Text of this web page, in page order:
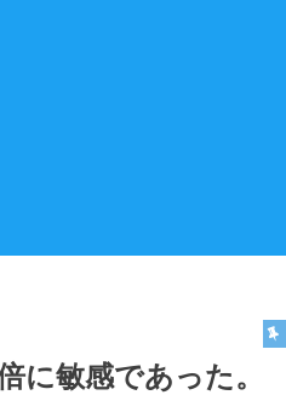
に敏感であった。